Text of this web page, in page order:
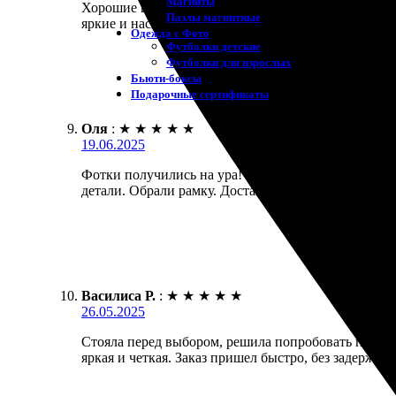
Пазлы магнитные
Одежда с Фото
Футболки детские
Футболки для взрослых
Бьюти-боксы
Подарочные сертификаты
Хорошие впечатления от заказа! Сначала выбрала
яркие и насыщенные. Заказ пришёл отлично
Оля : ★ ★ ★ ★ ★
19.06.2025
Фотки получились на ура! Заказала печать на
детали. Обрали рамку. Доставили прямо на дом,
Василиса Р. : ★ ★ ★ ★ ★
26.05.2025
Стояла перед выбором, решила попробовать
яркая и четкая. Заказ пришел быстро, без